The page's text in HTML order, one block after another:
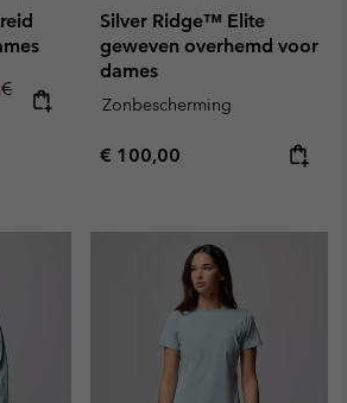
sale price:
Regular price:
€
Silver Ridge™ Elite
geweven overhemd voor
dames
Zonbescherming
Regular price:
€ 100,00